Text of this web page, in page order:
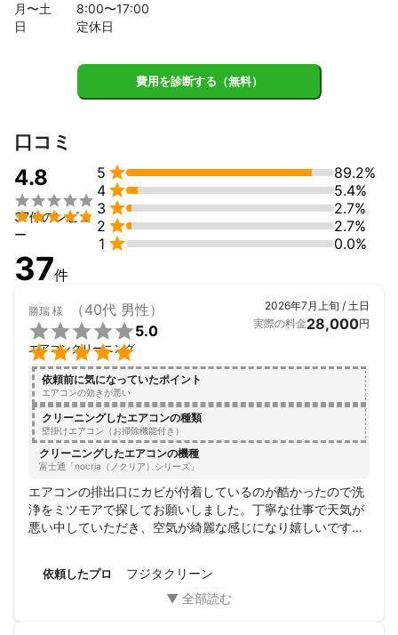
私たちのアピールポイントは、仕事の内容をお客さまに詳しく説
明することです。仕事についてどのような手順で行い、なぜそれ
さまが私たちのサービスに納得していただける環境をつくってい
結果、お客さまからの信頼を受け、親切かつ丁寧なサービスを提
供しています。どのような状況でも最高のサービスを提供するこ
これまでの実績
アピールポイント
お互い納得いく内容にするために作業説明を丁寧に分かりやすく
伝えます。
月〜土 8:00〜17:00
日
定休日
費用を診断する（無料）
口コミ
4.8


37件のレビュ
ー
5 
89.2%
4 
5.4%
3 
2.7%
2 
2.7%
1  0.0%
37件
勝瑞 様 （40代 男性）


5.0
エアコンクリーニング
2026年7月上旬 / 土日
実際の料金28,000円
依頼前に気になっていたポイント
エアコンの効きが悪い
クリーニングしたエアコンの種類
壁掛けエアコン（お掃除機能付き）
クリーニングしたエアコンの機種
富士通「nocria（ノクリア）シリーズ」
エアコンの排出口にカビが付着しているのが酷かったので洗
浄をミツモアで探してお願いしました。丁寧な仕事で天気が
悪い中していただき、空気が綺麗な感じになり嬉しいです。
依頼したプロ フジタクリーン